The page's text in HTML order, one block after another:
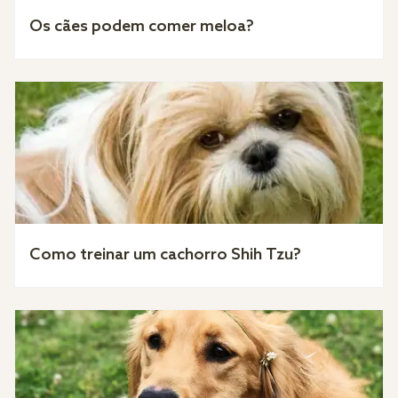
Os cães podem comer meloa?
Como treinar um cachorro Shih Tzu?